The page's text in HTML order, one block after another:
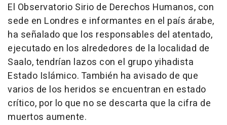
El Observatorio Sirio de Derechos Humanos, con
sede en Londres e informantes en el país árabe,
ha señalado que los responsables del atentado,
ejecutado en los alrededores de la localidad de
Saalo, tendrían lazos con el grupo yihadista
Estado Islámico. También ha avisado de que
varios de los heridos se encuentran en estado
crítico, por lo que no se descarta que la cifra de
muertos aumente.